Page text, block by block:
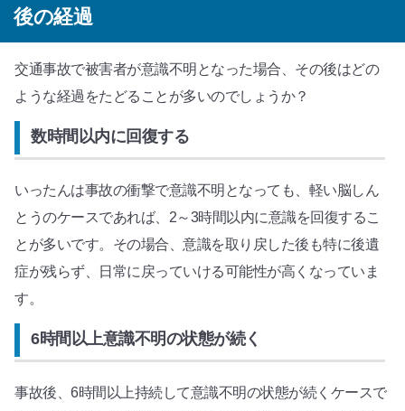
後の経過
交通事故で被害者が意識不明となった場合、その後はどの
ような経過をたどることが多いのでしょうか？
数時間以内に回復する
いったんは事故の衝撃で意識不明となっても、軽い脳しん
とうのケースであれば、2～3時間以内に意識を回復するこ
とが多いです。その場合、意識を取り戻した後も特に後遺
症が残らず、日常に戻っていける可能性が高くなっていま
す。
6時間以上意識不明の状態が続く
事故後、6時間以上持続して意識不明の状態が続くケースで